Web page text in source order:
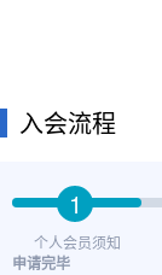
入会流程
1
个人会员须知
申请完毕